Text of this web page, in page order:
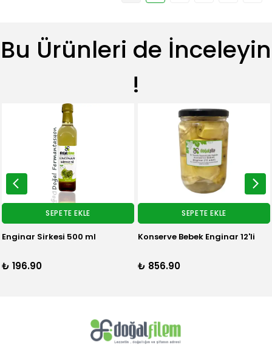
Bu Ürünleri de İnceleyin
!
SEPETE EKLE
500 ml
SEPETE EKLE
Konserve Bebek Enginar 12'li
₺ 856.90